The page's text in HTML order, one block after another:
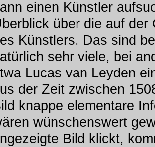
einen Künstler
über die auf der
Künstlers. Das sind
sehr viele, bei
Lucas van Leyden
der Zeit zwischen
knappe elementare
wünschenswert
Bild klickt,